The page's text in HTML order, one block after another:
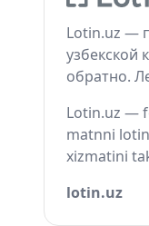
Lotin.uz —
узбекской
обратно.
Lotin.uz —
matnni
xizmatini
lotin.uz